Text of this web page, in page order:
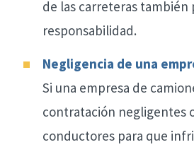
de las carreteras
responsabilidad.
Negligencia de una
Si una empresa de
contratación negligentes
conductores para que